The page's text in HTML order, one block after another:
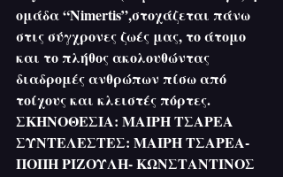
ομάδα “Nimertis”,στοχάζεται πάνω
στις σύγχρονες ζωές μας, το άτομο
και το πλήθος ακολουθώντας
διαδρομές ανθρώπων πίσω από
τοίχους και κλειστές πόρτες.
ΣΚΗΝΟΘΕΣΙΑ: ΜΑΙΡΗ ΤΣΑΡΕΑ
ΣΥΝΤΕΛΕΣΤΕΣ: ΜΑΙΡΗ ΤΣΑΡΕΑ-
ΠΟΠΗ ΡΙΖΟΥΛΗ- ΚΩΝΣΤΑΝΤΙΝΟΣ